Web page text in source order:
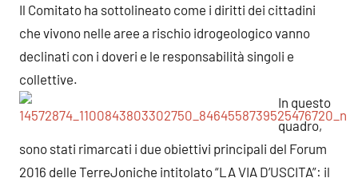
Il Comitato ha sottolineato come i diritti dei cittadini
che vivono nelle aree a rischio idrogeologico vanno
declinati con i doveri e le responsabilità singoli e
collettive.
In questo
quadro,
sono stati rimarcati i due obiettivi principali del Forum
2016 delle TerreJoniche intitolato “LA VIA D’USCITA”: il